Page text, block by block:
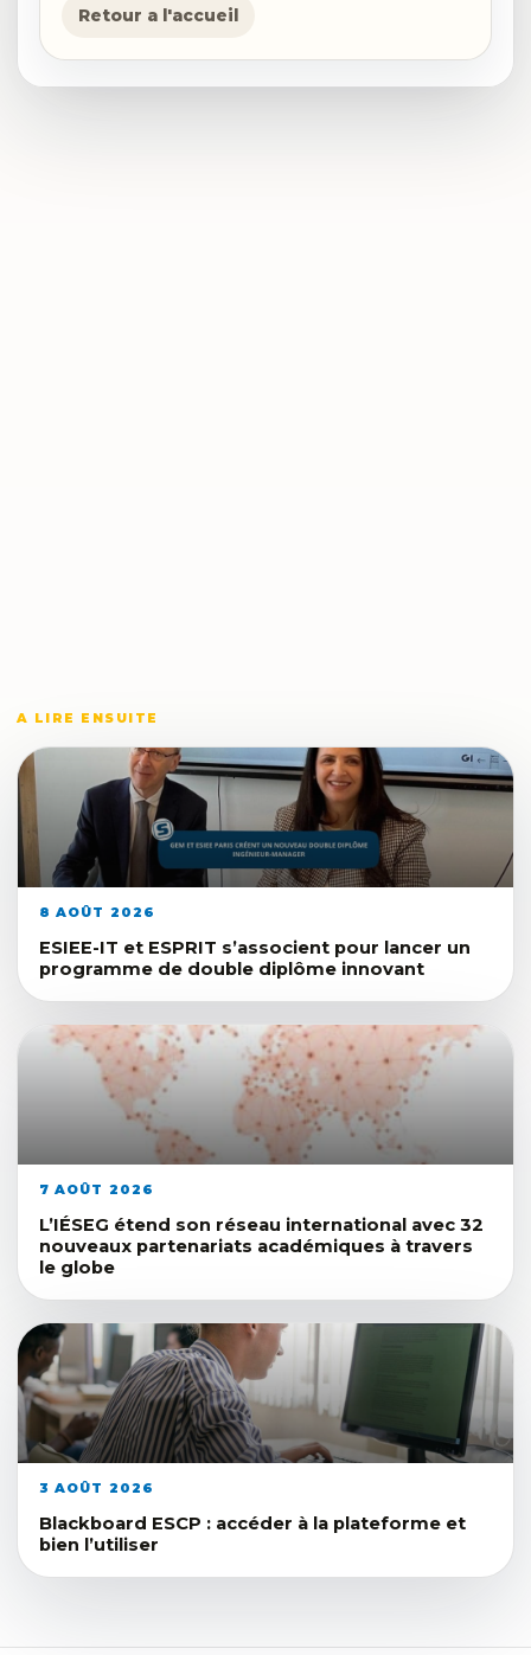
Retour a l'accueil
A LIRE ENSUITE
8 AOÛT 2026
ESIEE-IT et ESPRIT s’associent pour lancer un
programme de double diplôme innovant
7 AOÛT 2026
L’IÉSEG étend son réseau international avec 32
nouveaux partenariats académiques à travers
le globe
3 AOÛT 2026
Blackboard ESCP : accéder à la plateforme et
bien l’utiliser